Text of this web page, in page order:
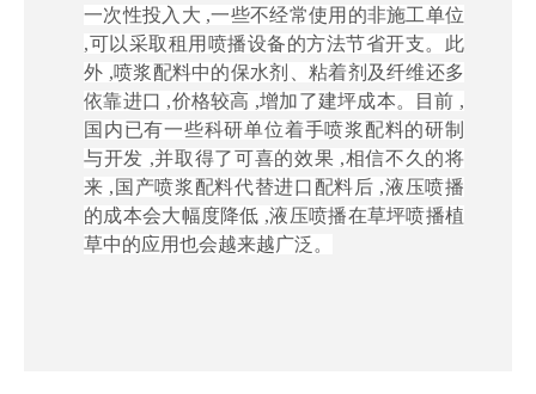
一次性投入大 ,一些不经常使用的非施工单位
,可以采取租用喷播设备的方法节省开支。此
外 ,喷浆配料中的保水剂、粘着剂及纤维还多
依靠进口 ,价格较高 ,增加了建坪成本。目前 ,
国内已有一些科研单位着手喷浆配料的研制
与开发 ,并取得了可喜的效果 ,相信不久的将
来 ,国产喷浆配料代替进口配料后 ,液压喷播
的成本会大幅度降低 ,液压喷播在草坪喷播植
草中的应用也会越来越广泛。